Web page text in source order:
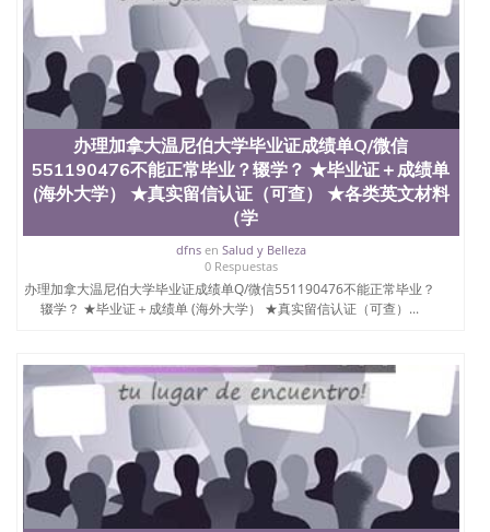
University）圣何塞州立大学（San Jose State
University）圣何塞州立大学学位证（San Jose State
University）圣何塞州立大学学位证（San Jose State
University）圣何塞州立大学结业证（San Jose State
University）圣何塞州立大学结业证（San Jose State
University）圣何塞州立大学结业证（San Jose State
University）圣何塞州立大学学位证（San Jose State
University）圣何塞州立大学学位证（San Jose State
University）圣何塞州立大学学历证书（San Jose
State University）圣何塞州立大学学历证书（San
Jose State University）圣何塞州立大学学历证书
（San Jose State University）澳洲读书未毕业找人做
文凭学位qq微信551190476澳洲读CQU中央昆士兰大
学学历 绩单购买学位证书/澳洲读本科硕士做文凭/购
买澳洲大学毕业证成绩单假文凭学历
offieUniversityofSouthernQueensland 澳洲读书未毕
昆士兰大学学历成绩单购买学位证书/澳洲读本科硕
士做文凭/购买澳洲大学毕业证成绩单假文凭学历办
理加拿大川特大学毕业证成绩单Q/微信551190476不
能正常毕业？辍学？ ★毕业证＋成绩单 (海外大学）
★真实留信认证（可查） ★各类英文材料（学生卡、
录取通知书offer，雅思托福成绩单 Trent University
办理加拿大温尼伯大学毕业证成绩单Q/微信
551190476不能正常毕业？辍学？ ★毕业证＋成绩单
(海外大学） ★真实留信认证（可查） ★各类英文材料
（学
dfnsen Salud y Belleza
0 Respuestas
办理加拿大温尼伯大学毕业证成绩单Q/微信551190476不能正常毕业？
辍学？ ★毕业证＋成绩单 (海外大学） ★真实留信认证（可查）...